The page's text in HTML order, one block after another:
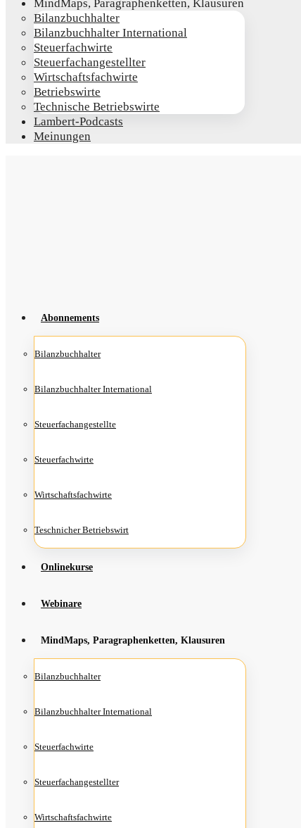
Mind­Maps, Para­gra­phen­ket­ten, Klausuren
Bilanz­buch­hal­ter
Bilanz­buch­hal­ter International
Steu­er­fach­wir­te
Steu­er­fach­an­ge­stell­ter
Wirt­schafts­fach­wir­te
Betriebs­wir­te
Tech­ni­sche Betriebswirte
Lam­­bert-Pod­­casts
Mei­nun­gen
Abon­ne­ments
Bilanz­buch­hal­ter
Bilanz­buch­hal­ter International
Steu­er­fach­an­ge­stell­te
Steu­er­fach­wir­te
Wirt­schafts­fach­wir­te
Teschni­cher Betriebswirt
Online­kur­se
Web­i­na­re
Mind­Maps, Para­gra­phen­ket­ten, Klausuren
Bilanz­buch­hal­ter
Bilanz­buch­hal­ter International
Steu­er­fach­wir­te
Steu­er­fach­an­ge­stell­ter
Wirt­schafts­fach­wir­te